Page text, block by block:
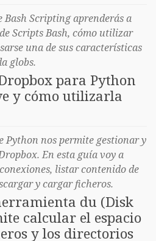
Bash Scripting aprenderás a
Scripts Bash, cómo utilizar
una de sus características
globs.
para Python
y cómo utilizarla
Python nos permite gestionar y
En esta guía voy a
listar contenido de
y cargar ficheros.
du (Disk
calcular el espacio
y los directorios